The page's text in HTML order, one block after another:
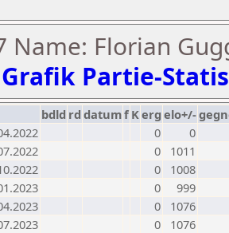
Name: Florian
Grafik Partie-
bdld rd datumf Kerg elo+/-
0
0
0
1011
0
1008
0
999
0
1076
0
1076